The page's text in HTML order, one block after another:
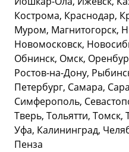
Кострома, Краснодар,
Муром, Магнитогорск,
Новомосковск,
Обнинск, Омск,
Ростов-на-Дону,
Петербург, Самара,
Симферополь,
Тверь, Тольятти,
Уфа, Калининград,
Пенза